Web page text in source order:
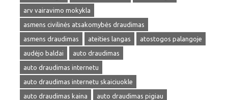
arv vairavimo mokykla
asmens civilinės atsakomybės draudimas
asmens draudimas
ateities langas
atostogos palangoje
audėjo baldai
auto draudimas
auto draudimas internetu
auto draudimas internetu skaiciuokle
auto draudimas kaina
auto draudimas pigiau